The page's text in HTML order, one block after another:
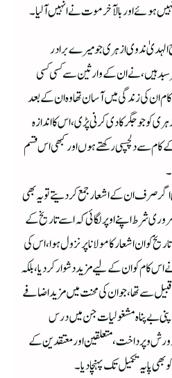
ہوئے اور بالآخر موت نے انہیں آلیا۔
ندوی ازہری جو میرے برادر
ہیں، نے ان کے وارثین سے کسی کسی
ان کی زندگی میں آسان تھا وہ ان کے بعد
کو جو جگر کادی کرنی پڑی، اس کا اندازہ
کام سے دلچسپی رکھتے ہوں اور کبھی اس قسم
صرف ان کے اشعار جمع کر دیتے تو یہ بھی
شرط اپنے اوپر لگائی کہ اسے تاریخ کے
کو ان اشعار کا مولانا پر نزول ہوا، اس کی
کو ان کے لیے مزید دشوار کر دیا، بلکہ
قبیل سے تھا، جو ان کی محنت میں مزید اضافے
بے پناہ مشغولیات جن میں درس
وپرداخت،متعلقین اور معتقدین کے
پایہ تکمیل تک پہنچا دیا۔